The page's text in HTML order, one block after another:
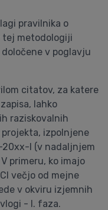
pravilnika o
tej metodologiji
v poglavju
citatov, za katere
lahko
raziskovalnih
izpolnjene
20xx-I (v nadaljnjem
primeru, ko imajo
večjo od mejne
v okviru izjemnih
- I. faza.